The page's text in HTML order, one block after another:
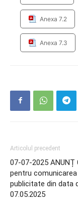
Anexa 7.2
Anexa 7.3
Articolul precedent
07-07-2025 ANUNȚ
pentru comunicarea
publicitate din data
07.05.2025